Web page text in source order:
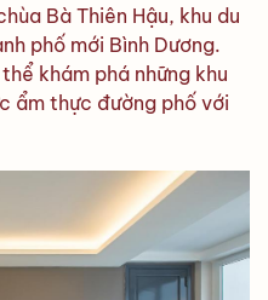
Bà Thiên Hậu, khu du
phố mới Bình Dương.
khám phá những khu
ẩm thực đường phố với